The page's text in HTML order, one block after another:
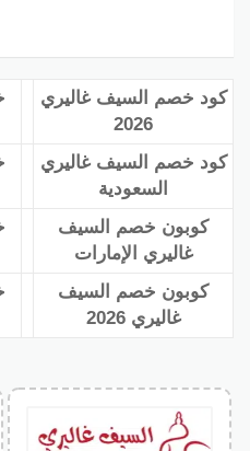
كود خصم السيف غاليري
2026
كود خصم السيف غاليري
السعودية
كوبون خصم السيف
غاليري الإمارات
كوبون خصم السيف
غاليري 2026